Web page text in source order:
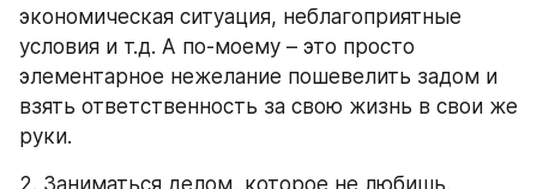
экономическая ситуация, неблагоприятные
условия и т.д. А по-моему – это просто
элементарное нежелание пошевелить задом и
взять ответственность за свою жизнь в свои же
руки.
2. Заниматься делом, которое не любишь.